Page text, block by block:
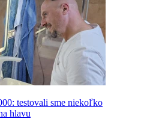
testovali sme niekoľko
hlavu